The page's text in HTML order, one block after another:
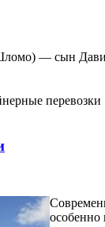
— сын
перевозки
особенно